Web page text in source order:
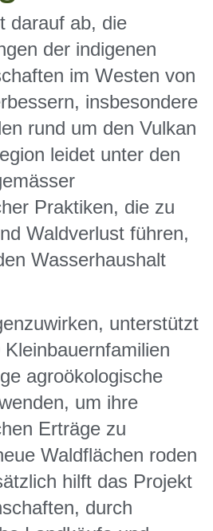
darauf ab, die
der indigenen
im Westen von
insbesondere
rund um den Vulkan
leidet unter den
Praktiken, die zu
Waldverlust führen,
Wasserhaushalt
unterstützt
agroökologische
um ihre
Erträge zu
Waldflächen roden
hilft das Projekt
durch